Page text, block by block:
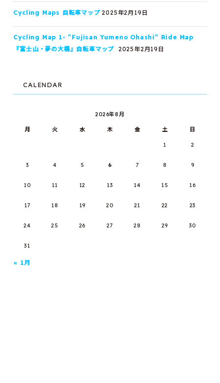
Cycling Maps 自転車マップ 2025年2月19日
Cycling Map 1- ”Fujisan Yumeno Ohashi” Ride Map
『富士山・夢の大橋』自転車マップ
2025年2月19日
CALENDAR
2026年8月
月 火 水 木 金 土 日
1 2
3 4 5 6 7 8 9
10 11 12 13 14 15 16
17 18 19 20 21 22 23
24 25 26 27 28 29 30
31
« 1月